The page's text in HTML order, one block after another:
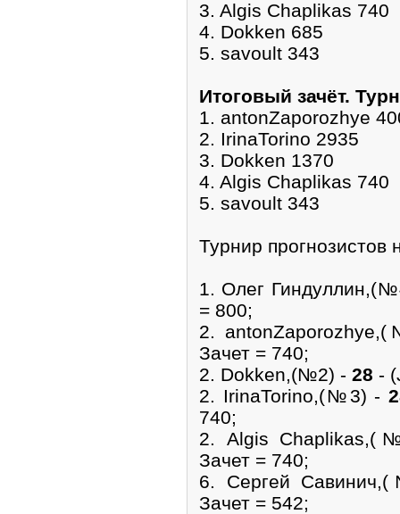
3. Algis Chaplikas 740
4. Dokken 685
5. savoult 343
Итоговый зачёт.
1. antonZaporozhye
2. IrinaTorino 2935
3. Dokken 1370
4. Algis Chaplikas 740
5. savoult 343
Турнир прогнозистов
1. Олег
= 800;
2.
Зачет = 740;
2. Dokken,(№2) - 28 -
2. IrinaTorino,(№3) -
740;
2. Algis
Зачет = 740;
6. Сергей
Зачет = 542;